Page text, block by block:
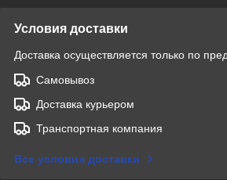
Условия доставки
Доставка осуществляется только по
Самовывоз
Доставка курьером
Транспортная компания
Все условия доставки